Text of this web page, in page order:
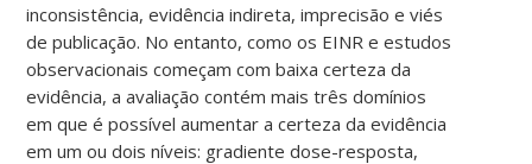
inconsistência, evidência indireta, imprecisão e viés
de publicação. No entanto, como os EINR e estudos
observacionais começam com baixa certeza da
evidência, a avaliação contém mais três domínios
em que é possível aumentar a certeza da evidência
em um ou dois níveis: gradiente dose-resposta,